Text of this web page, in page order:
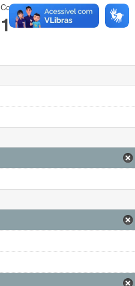
Conjuntos de dados
1